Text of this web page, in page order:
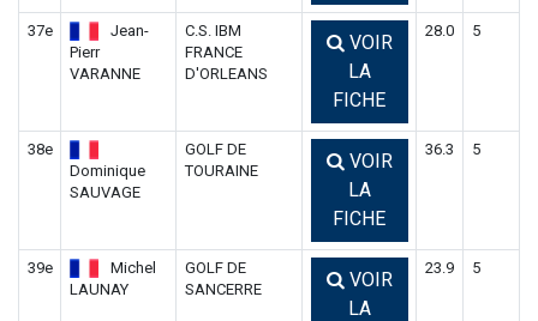
37e
Jean-
Pierr
VARANNE
C.S. IBM
FRANCE
D'ORLEANS
VOIR
LA
FICHE
28.0 5
38e
Dominique
SAUVAGE
GOLF DE
TOURAINE
VOIR
LA
FICHE
36.3 5
39e
Michel
LAUNAY
GOLF DE
SANCERRE
VOIR
LA
23.9 5